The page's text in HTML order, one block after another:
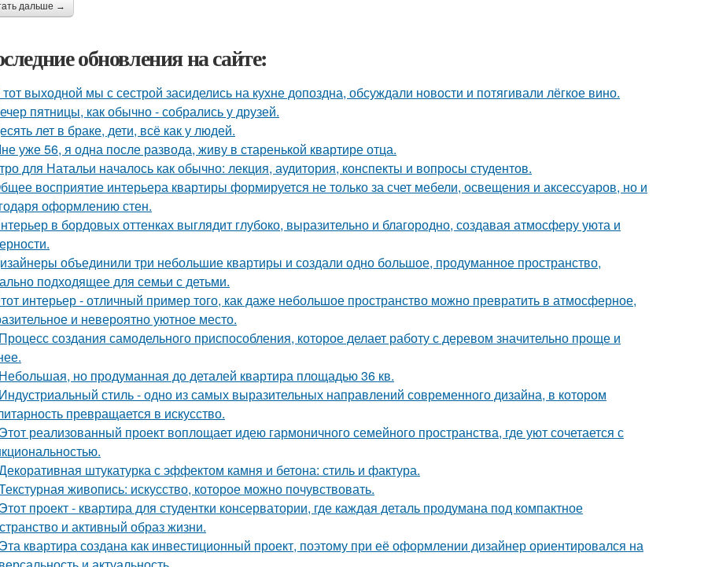
дальше →
обновления на сайте:
выходной мы с сестрой засиделись на кухне допоздна, обсуждали новости и потягивали лёгкое вино.
пятницы, как обычно - собрались у друзей.
лет в браке, дети, всё как у людей.
уже 56, я одна после развода, живу в старенькой квартире отца.
для Натальи началось как обычно: лекция, аудитория, конспекты и вопросы студентов.
восприятие интерьера квартиры формируется не только за счет мебели, освещения и аксессуаров, но и
оформлению стен.
в бордовых оттенках выглядит глубоко, выразительно и благородно, создавая атмосферу уюта и
объединили три небольшие квартиры и создали одно большое, продуманное пространство,
подходящее для семьи с детьми.
интерьер - отличный пример того, как даже небольшое пространство можно превратить в атмосферное,
и невероятно уютное место.
Процесс создания самодельного приспособления, которое делает работу с деревом значительно проще и
Небольшая, но продуманная до деталей квартира площадью 36 кв.
Индустриальный стиль - одно из самых выразительных направлений современного дизайна, в котором
превращается в искусство.
Этот реализованный проект воплощает идею гармоничного семейного пространства, где уют сочетается с
штукатурка с эффектом камня и бетона: стиль и фактура.
живопись: искусство, которое можно почувствовать.
Этот проект - квартира для студентки консерватории, где каждая деталь продумана под компактное
и активный образ жизни.
Эта квартира создана как инвестиционный проект, поэтому при её оформлении дизайнер ориентировался на